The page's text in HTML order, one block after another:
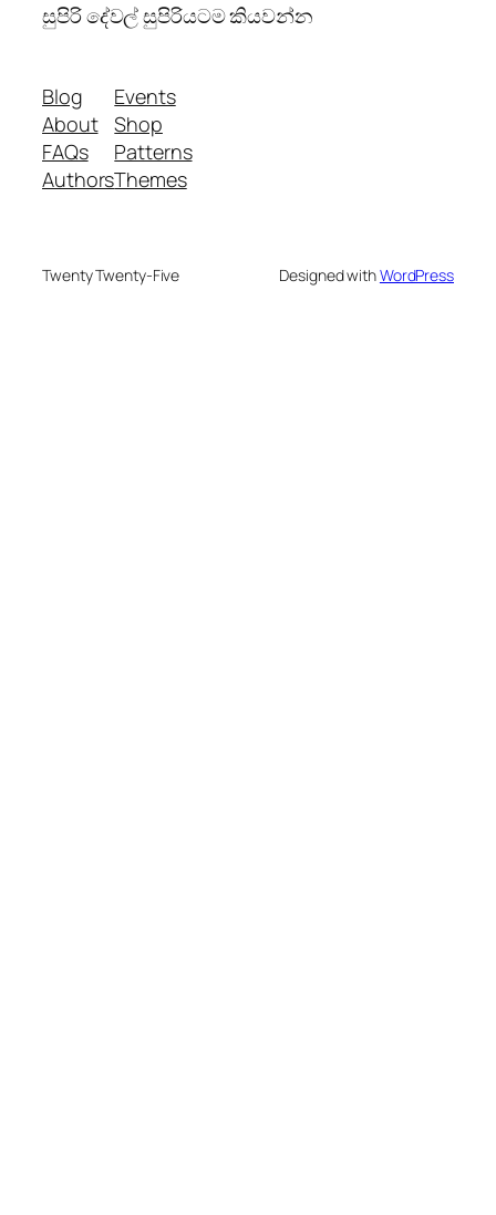
සුපිරි දේවල් සුපිරියටම කියවන්න
Blog
About
FAQs
Authors
Events
Shop
Patterns
Themes
Twenty Twenty-Five Designed withWordPress